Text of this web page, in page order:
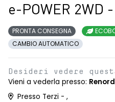
e-POWER 2WD -
PRONTA CONSEGNA
CAMBIO AUTOMATICO
Desideri vedere
Vieni a vederla presso:
Presso Terzi - ,